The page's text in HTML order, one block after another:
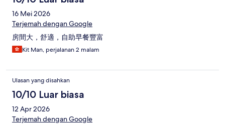
16 Mei 2026
Terjemah dengan Google
房間大，舒適，自助早餐豐富
Kit Man, perjalanan 2 malam
Ulasan yang disahkan
10/10 Luar biasa
12 Apr 2026
Terjemah dengan Google